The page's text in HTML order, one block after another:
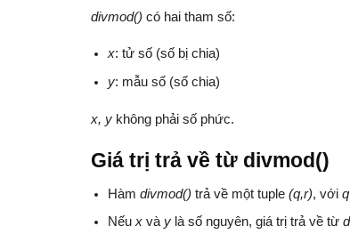
divmod() có hai tham số:
x: tử số (số bị chia)
y: mẫu số (số chia)
x, y không phải số phức.
Giá trị trả về từ divmod()
Hàm divmod() trả về một tuple (q,r), với q
Nếuxvà ylà số nguyên, giá trị trả về từ